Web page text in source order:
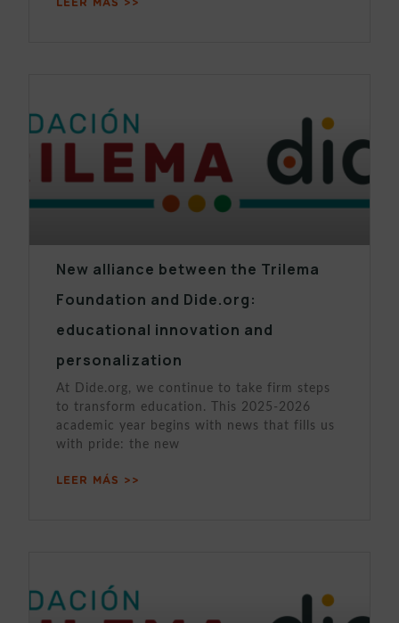
LEER MÁS >>
New alliance between the Trilema
Foundation and Dide.org:
educational innovation and
personalization
At Dide.org, we continue to take firm steps
to transform education. This 2025-2026
academic year begins with news that fills us
with pride: the new
LEER MÁS >>